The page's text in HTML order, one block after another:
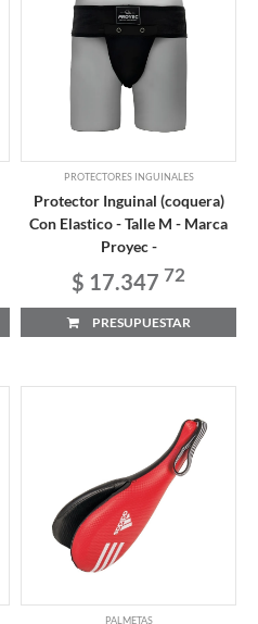
PROTECTORES INGUINALES
Protector Inguinal (coquera)
Con Elastico - Talle M - Marca
Proyec -
$ 17.347 72
PRESUPUESTAR
PALMETAS